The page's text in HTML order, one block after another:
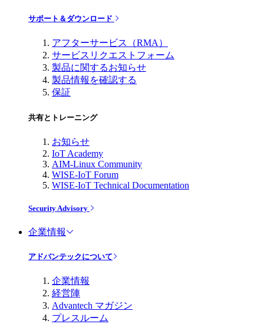
サポート＆ダウンロード
アフターサービス（RMA）
サービスリクエストフォーム
製品に関するお知らせ
製品情報を確認する
保証
共有とトレーニング
お知らせ
IoT Academy
AIM-Linux Community
WISE-IoT Forum
WISE-IoT Technical Documentation
Security Advisory
企業情報
アドバンテックについて
企業情報
経営陣
Advantech マガジン
プレスルーム